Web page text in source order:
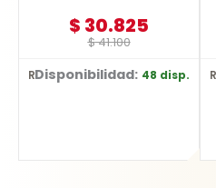
$41.100
$ 30.825
Ref: YT-3590
Disponibilidad: 48 disp.